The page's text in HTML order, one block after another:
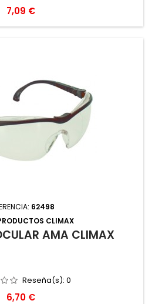
Precio
7,09 €
62498
CLIMAX
AMA CLIMAX
Reseña(s): 0
Precio
6,70 €